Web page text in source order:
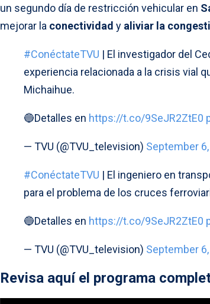
un segundo día de restricción vehicular en
mejorar la conectividad y aliviar la
#ConéctateTVU | El investigador del
experiencia relacionada a la crisis vial
Michaihue.
🔵Detalles en https://t.co/9SeJR2ZtE0
— TVU (@TVU_television) September
#ConéctateTVU | El ingeniero en
para el problema de los cruces
🔵Detalles en https://t.co/9SeJR2ZtE0
— TVU (@TVU_television) September
Revisa aquí el programa